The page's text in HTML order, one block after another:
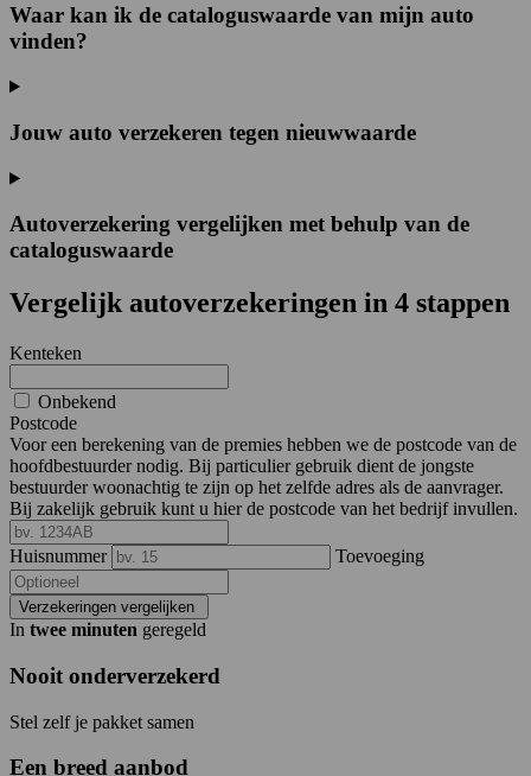
Waar kan ik de cataloguswaarde van mijn auto
vinden?
Jouw auto verzekeren tegen nieuwwaarde
Autoverzekering vergelijken met behulp van de
cataloguswaarde
Vergelijk autoverzekeringen in 4 stappen
Kenteken
Onbekend
Postcode
Voor een berekening van de premies hebben we de postcode van de
hoofdbestuurder nodig. Bij particulier gebruik dient de jongste
bestuurder woonachtig te zijn op het zelfde adres als de aanvrager.
Bij zakelijk gebruik kunt u hier de postcode van het bedrijf invullen.
Huisnummer Toevoeging
Verzekeringen vergelijken
In twee minuten geregeld
Nooit onderverzekerd
Stel zelf je pakket samen
Een breed aanbod